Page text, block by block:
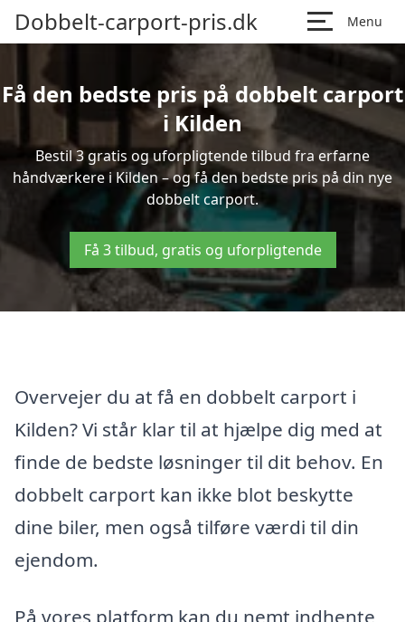
Dobbelt-carport-pris.dk Menu
Få den bedste pris på dobbelt carport
i Kilden
Bestil 3 gratis og uforpligtende tilbud fra erfarne
håndværkere i Kilden – og få den bedste pris på din nye
dobbelt carport.
Få 3 tilbud, gratis og uforpligtende
Overvejer du at få en dobbelt carport i
Kilden? Vi står klar til at hjælpe dig med at
finde de bedste løsninger til dit behov. En
dobbelt carport kan ikke blot beskytte
dine biler, men også tilføre værdi til din
ejendom.